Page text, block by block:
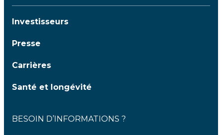
Investisseurs
Presse
Carrières
Santé et longévité
BESOIN D’INFORMATIONS ?